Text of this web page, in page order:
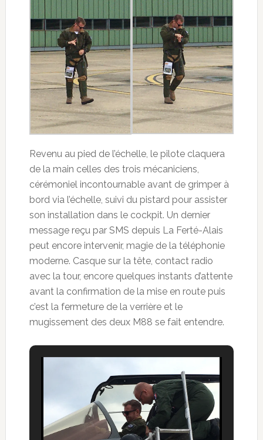
Revenu au pied de l’échelle, le pilote claquera
de la main celles des trois mécaniciens,
cérémoniel incontournable avant de grimper à
bord via l’échelle, suivi du pistard pour assister
son installation dans le cockpit. Un dernier
message reçu par SMS depuis La Ferté-Alais
peut encore intervenir, magie de la téléphonie
moderne. Casque sur la tête, contact radio
avec la tour, encore quelques instants d’attente
avant la confirmation de la mise en route puis
c’est la fermeture de la verrière et le
mugissement des deux M88 se fait entendre.